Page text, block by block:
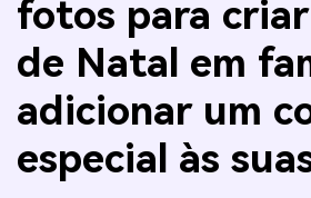
fotos para
de Natal em
adicionar um
especial às